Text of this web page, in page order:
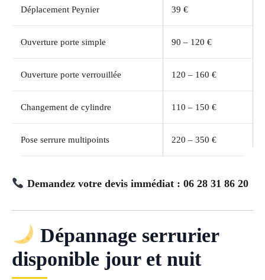
Déplacement Peynier 39 €
Ouverture porte simple 90 – 120 €
Ouverture porte verrouillée 120 – 160 €
Changement de cylindre 110 – 150 €
Pose serrure multipoints 220 – 350 €
Demandez votre devis immédiat : 06 28 31 86 20
Dépannage serrurier
disponible jour et nuit